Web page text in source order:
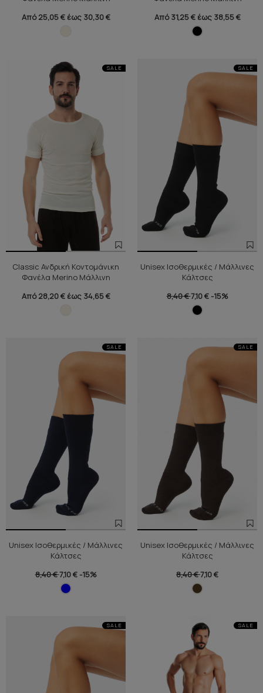
Από 25,05 € έως 30,30 €
Από 31,25 € έως 38,55 €
SALE
Classic Ανδρική Κοντομάνικη
Φανέλα Merino Μάλλινη
Από 28,20 € έως 34,65 €
SALE
Unisex Ισοθερμικές / Μάλλινες
Κάλτσες
8,40 €7,10 € -15%
SALE
Unisex Ισοθερμικές / Μάλλινες
Κάλτσες
8,40 €7,10 € -15%
SALE
Unisex Ισοθερμικές / Μάλλινες
Κάλτσες
8,40 €7,10 €
SALE SALE